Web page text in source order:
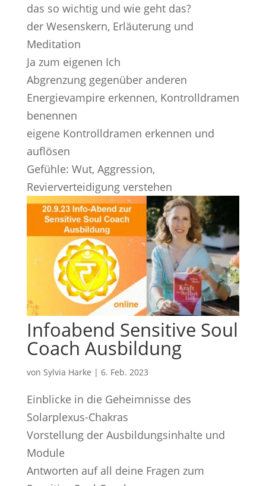
das so wichtig und wie geht das?
der Wesenskern, Erläuterung und
Meditation
Ja zum eigenen Ich
Abgrenzung gegenüber anderen
Energievampire erkennen, Kontrolldramen
benennen
eigene Kontrolldramen erkennen und
auflösen
Gefühle: Wut, Aggression,
Revierverteidigung verstehen
Infoabend Sensitive Soul
Coach Ausbildung
von Sylvia Harke | 6. Feb. 2023
Einblicke in die Geheimnisse des
Solarplexus-Chakras
Vorstellung der Ausbildungsinhalte und
Module
Antworten auf all deine Fragen zum